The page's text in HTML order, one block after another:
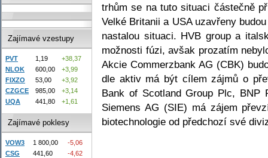
trhům se na tuto situaci částečně
Velké Britanii a USA uzavřeny
nastalou situaci. HVB group a
možnosti fúzi, avšak prozatím
Akcie Commerzbank AG (CBK)
dle aktiv má být cílem zájmů o
Bank of Scotland Group Plc, BNP
Siemens AG (SIE) má zájem
biotechnologie od předchozí své
Zajímavé vzestupy
PVT 1,19
+38,37
NLOK
600,00
+3,99
FIXZO
53,00
+3,92
CZGCE
985,00
+3,14
UQA
441,80 +1,61
Zajímavé poklesy
VOW3 1 800,00
-5,06
CSG
441,60
-4,62